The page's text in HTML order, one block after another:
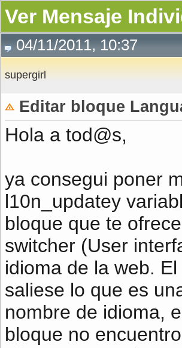
Ver Mensaje
04/11/2011, 10:37
supergirl
Editar bloque
Hola a tod@s,
ya consegui poner
l10n_updatey
bloque que te
switcher (User
idioma de la web.
saliese lo que es
nombre de idioma,
bloque no